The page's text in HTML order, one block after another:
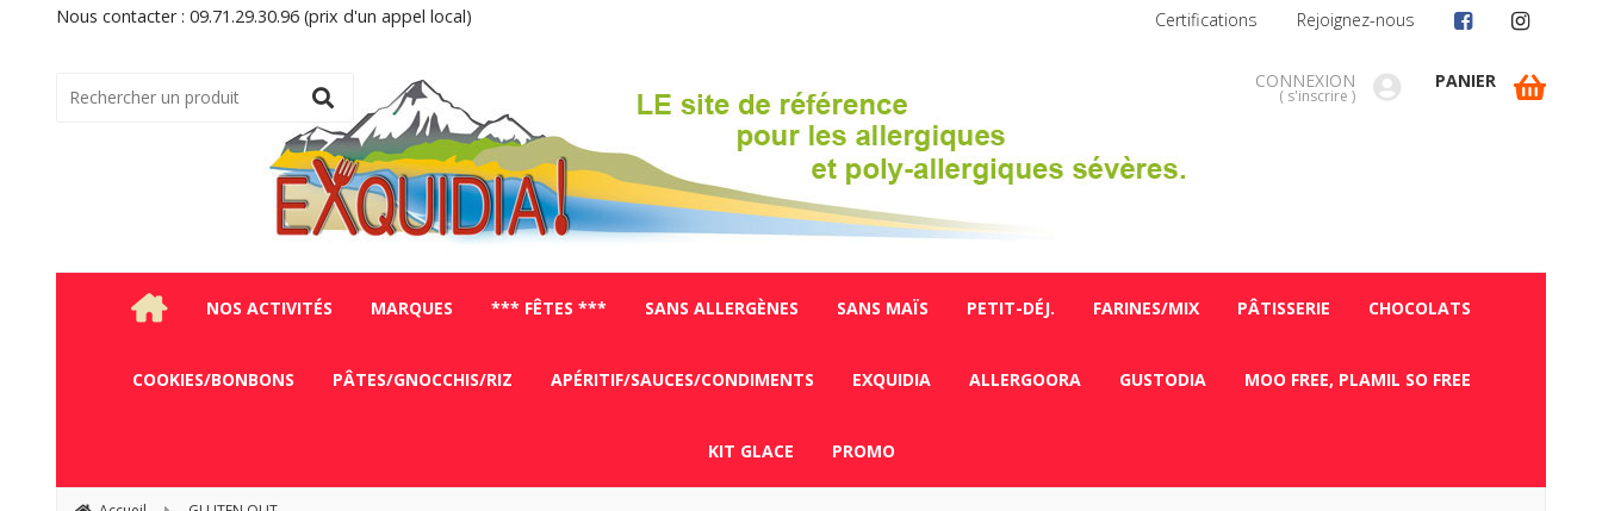
Nous contacter : 09.71.29.30.96 (prix d'un appel local)
CONNEXION
( s'inscrire )
PANIER
NOS ACTIVITÉS MARQUES *** FÊTES *** SANS ALLERGÈNES SANS MAÏS PETIT-DÉJ. FARINES/MIX PÂTISSERIE CHOCOLATS
COOKIES/BONBONS PÂTES/GNOCCHIS/RIZ APÉRITIF/SAUCES/CONDIMENTS EXQUIDIA ALLERGOORA GUSTODIA MOO FREE, PLAMIL SO FREE
KIT GLACE PROMO
Certifications Rejoignez-nous